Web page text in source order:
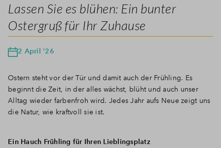
Lassen Sie es blühen: Ein bunter
Ostergruß für Ihr Zuhause
2 April '26
Ostern steht vor der Tür und damit auch der Frühling. Es
beginnt die Zeit, in der alles wächst, blüht und auch unser
Alltag wieder farbenfroh wird. Jedes Jahr aufs Neue zeigt uns
die Natur, wie kraftvoll sie ist.
Ein Hauch Frühling für Ihren Lieblingsplatz